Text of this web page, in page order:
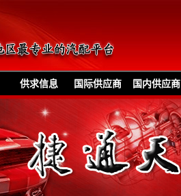
供求信息 国际供应商 国内供应商